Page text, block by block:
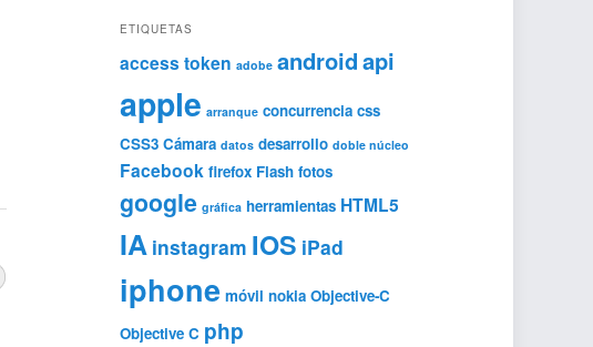
ETIQUETAS
access token adobe androidapi
apple arranque concurrencia css
CSS3 Cámara datos desarrollo doble núcleo
Facebook firefox Flash fotos
google gráfica herramientas HTML5
IA instagram IOS iPad
iphone móvil nokia Objective-C
Objective C php